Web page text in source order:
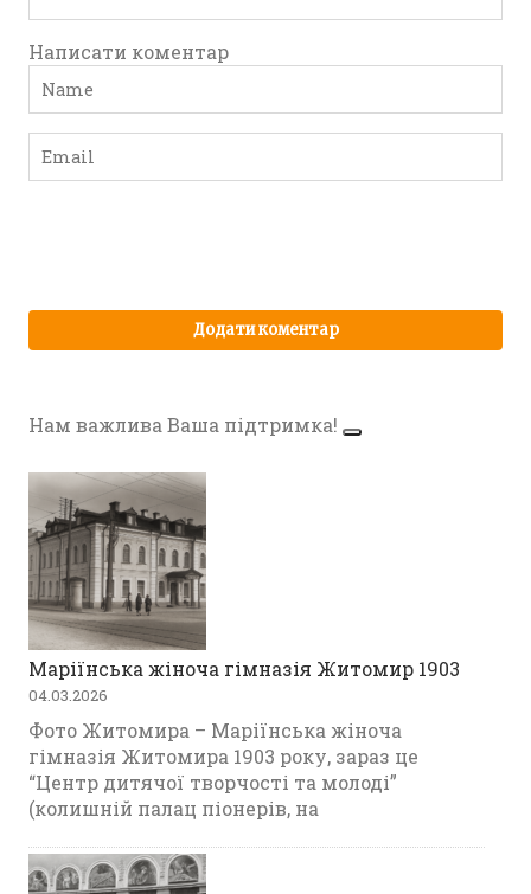
Написати коментар
Нам важлива Ваша підтримка!
Маріїнська жіноча гімназія Житомир 1903
04.03.2026
Фото Житомира – Маріїнська жіноча
гімназія Житомира 1903 року, зараз це
“Центр дитячої творчості та молоді”
(колишній палац піонерів, на